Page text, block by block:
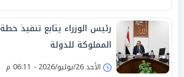
رئيس الوزراء يتابع تنفيذ
المملوكة للدولة
الأحد 26/يوليو/2026 - 06:11 م